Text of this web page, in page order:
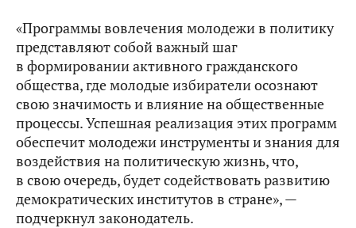
«Программы вовлечения молодежи в политику
представляют собой важный шаг
в формировании активного гражданского
общества, где молодые избиратели осознают
свою значимость и влияние на общественные
процессы. Успешная реализация этих программ
обеспечит молодежи инструменты и знания для
воздействия на политическую жизнь, что,
в свою очередь, будет содействовать развитию
демократических институтов в стране», —
подчеркнул законодатель.